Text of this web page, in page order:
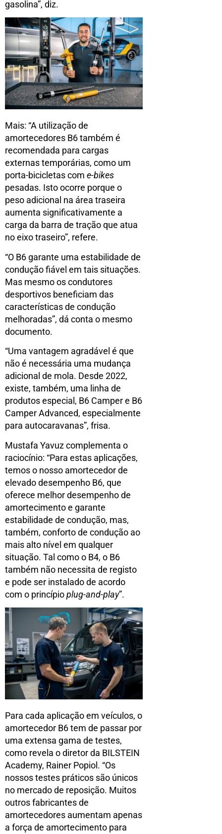
gasolina”, diz.
Mais: “A utilização de
amortecedores B6 também é
recomendada para cargas
externas temporárias, como um
porta-bicicletas com e-bikes
pesadas. Isto ocorre porque o
peso adicional na área traseira
aumenta significativamente a
carga da barra de tração que atua
no eixo traseiro”, refere.
“O B6 garante uma estabilidade de
condução fiável em tais situações.
Mas mesmo os condutores
desportivos beneficiam das
características de condução
melhoradas”, dá conta o mesmo
documento.
“Uma vantagem agradável é que
não é necessária uma mudança
adicional de mola. Desde 2022,
existe, também, uma linha de
produtos especial, B6 Camper e B6
Camper Advanced, especialmente
para autocaravanas”, frisa.
Mustafa Yavuz complementa o
raciocínio: “Para estas aplicações,
temos o nosso amortecedor de
elevado desempenho B6, que
oferece melhor desempenho de
amortecimento e garante
estabilidade de condução, mas,
também, conforto de condução ao
mais alto nível em qualquer
situação. Tal como o B4, o B6
também não necessita de registo
e pode ser instalado de acordo
com o princípioplug-and-play”.
Para cada aplicação em veículos, o
amortecedor B6 tem de passar por
uma extensa gama de testes,
como revela o diretor da BILSTEIN
Academy, Rainer Popiol. “Os
nossos testes práticos são únicos
no mercado de reposição. Muitos
outros fabricantes de
amortecedores aumentam apenas
a força de amortecimento para